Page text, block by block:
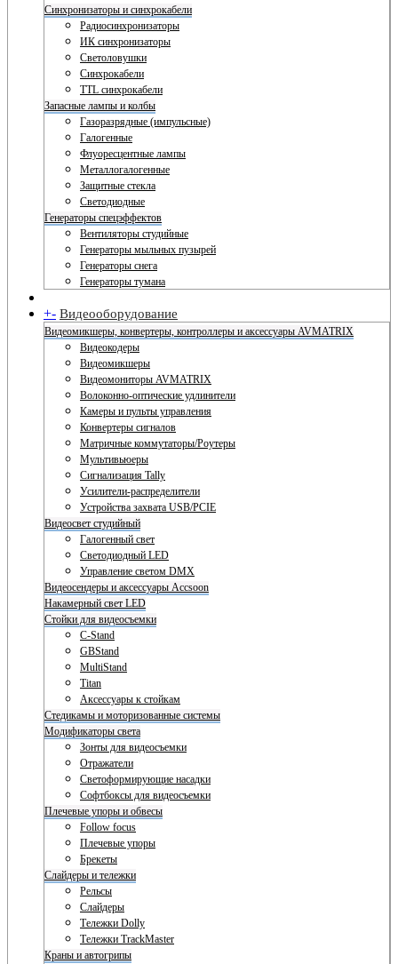
Синхронизаторы и синхрокабели
Радиосинхронизаторы
ИК синхронизаторы
Светоловушки
Синхрокабели
TTL синхрокабели
Запасные лампы и колбы
Газоразрядные (импульсные)
Галогенные
Флуоресцентные лампы
Металлогалогенные
Защитные стекла
Светодиодные
Генераторы спецэффектов
Вентиляторы студийные
Генераторы мыльных пузырей
Генераторы снега
Генераторы тумана
+- Видеооборудование
Видеомикшеры, конвертеры, контроллеры и аксессуары AVMATRIX
Видеокодеры
Видеомикшеры
Видеомониторы AVMATRIX
Волоконно-оптические удлинители
Камеры и пульты управления
Конвертеры сигналов
Матричные коммутаторы/Роутеры
Мультивьюеры
Сигнализация Tally
Усилители-распределители
Устройства захвата USB/PCIE
Видеосвет студийный
Галогенный свет
Светодиодный LED
Управление светом DMX
Видеосендеры и аксессуары Accsoon
Накамерный свет LED
Стойки для видеосъемки
C-Stand
GBStand
MultiStand
Titan
Аксессуары к стойкам
Стедикамы и моторизованные системы
Модификаторы света
Зонты для видеосъемки
Отражатели
Светоформирующие насадки
Софтбоксы для видеосъемки
Плечевые упоры и обвесы
Follow focus
Плечевые упоры
Брекеты
Слайдеры и тележки
Рельсы
Слайдеры
Тележки Dolly
Тележки TrackMaster
Краны и автогрипы